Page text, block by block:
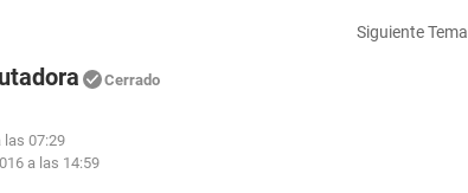
Siguiente Tema
Cerrado
las 07:29
a las 14:59